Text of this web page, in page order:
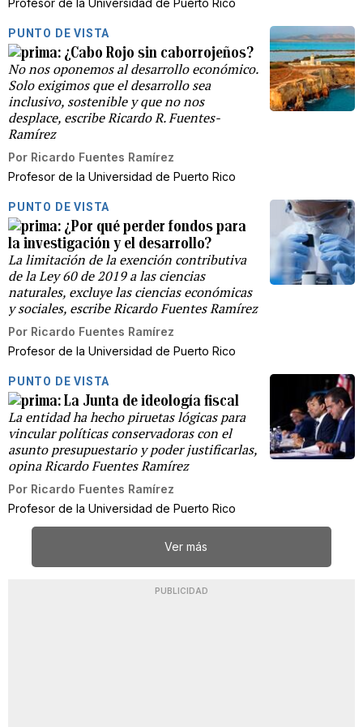
Profesor de la Universidad de Puerto Rico
PUNTO DE VISTA
¿Cabo Rojo sin caborrojeños?
No nos oponemos al desarrollo económico.
Solo exigimos que el desarrollo sea
inclusivo, sostenible y que no nos
desplace, escribe Ricardo R. Fuentes-
Ramírez
Por Ricardo Fuentes Ramírez
Profesor de la Universidad de Puerto Rico
PUNTO DE VISTA
¿Por qué perder fondos para
la investigación y el desarrollo?
La limitación de la exención contributiva
de la Ley 60 de 2019 a las ciencias
naturales, excluye las ciencias económicas
y sociales, escribe Ricardo Fuentes Ramírez
Por Ricardo Fuentes Ramírez
Profesor de la Universidad de Puerto Rico
PUNTO DE VISTA
La Junta de ideología fiscal
La entidad ha hecho piruetas lógicas para
vincular políticas conservadoras con el
asunto presupuestario y poder justificarlas,
opina Ricardo Fuentes Ramírez
Por Ricardo Fuentes Ramírez
Profesor de la Universidad de Puerto Rico
Ver más
PUBLICIDAD